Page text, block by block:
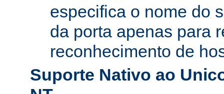
especifica o nome do
da porta apenas para
reconhecimento de
Suporte Nativo ao